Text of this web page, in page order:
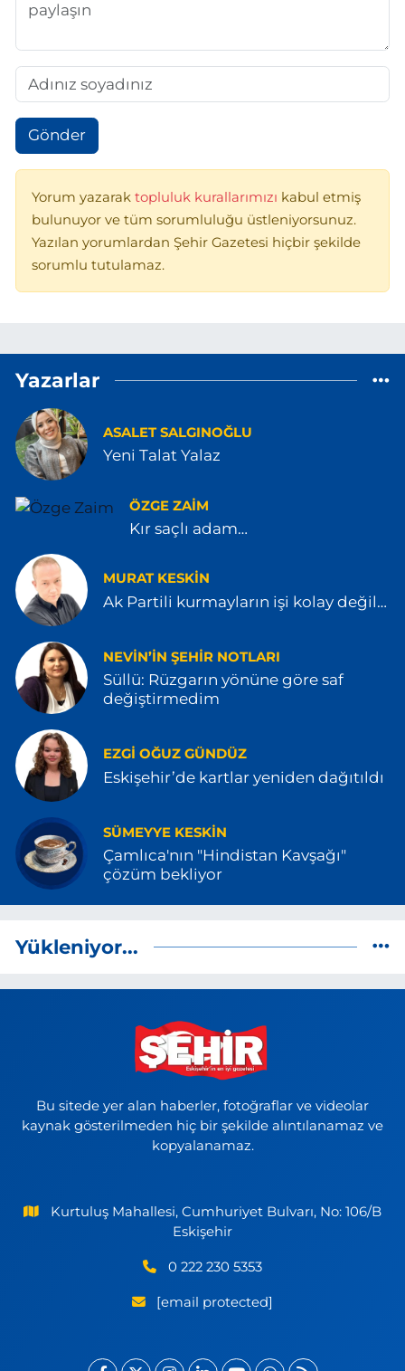
Gönder
Yorum yazarak topluluk kurallarımızı kabul etmiş
bulunuyor ve tüm sorumluluğu üstleniyorsunuz.
Yazılan yorumlardan Şehir Gazetesi hiçbir şekilde
sorumlu tutulamaz.
Yazarlar
ASALET SALGINOĞLU
Yeni Talat Yalaz
ÖZGE ZAIM
Kır saçlı adam…
MURAT KESKİN
Ak Partili kurmayların işi kolay değil…
NEVIN’IN ŞEHIR NOTLARI
Süllü: Rüzgarın yönüne göre saf
değiştirmedim
EZGI OĞUZ GÜNDÜZ
Eskişehir’de kartlar yeniden dağıtıldı
SÜMEYYE KESKIN
Çamlıca'nın "Hindistan Kavşağı"
çözüm bekliyor
Yükleniyor...
Bu sitede yer alan haberler, fotoğraflar ve videolar
kaynak gösterilmeden hiç bir şekilde alıntılanamaz ve
kopyalanamaz.
Kurtuluş Mahallesi, Cumhuriyet Bulvarı, No: 106/B
Eskişehir
0 222 230 5353
[email protected]